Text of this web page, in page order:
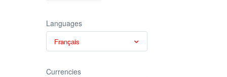
Languages
Français
Currencies